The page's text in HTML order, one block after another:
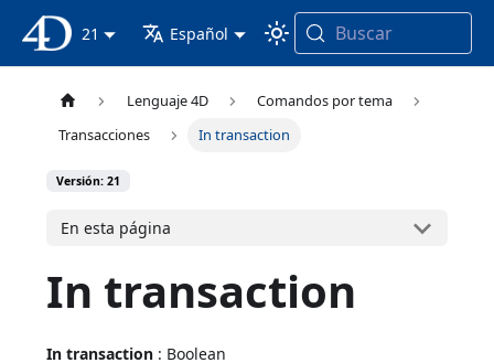
Documentación 4D
21 Español Buscar
Lenguaje 4D
Comandos por tema
Transacciones
In transaction
Versión: 21
En esta página
In transaction
In transaction : Boolean